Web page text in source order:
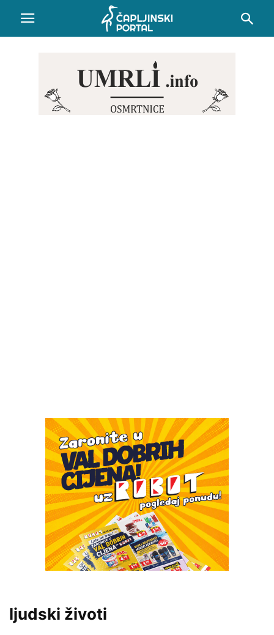
ljudski životi